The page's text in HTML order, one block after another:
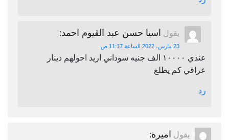
يقول اسيا حسن عبد القيوم احمد:
23 مارس، 2022 الساعة 11:17 ص
عندي ١٠٠٠٠ الف جنيه سوداني اريد احولهم دينار
عراقي كم يطلع
رد
يقول اميرة: